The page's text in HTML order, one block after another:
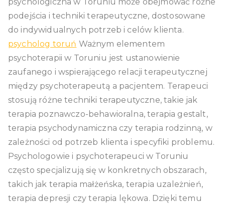
podejścia i techniki terapeutyczne, dostosowane
do indywidualnych potrzeb i celów klienta.
psycholog toruń Ważnym elementem
psychoterapii w Toruniu jest ustanowienie
zaufanego i wspierającego relacji terapeutycznej
między psychoterapeutą a pacjentem. Terapeuci
stosują różne techniki terapeutyczne, takie jak
terapia poznawczo-behawioralna, terapia gestalt,
terapia psychodynamiczna czy terapia rodzinną, w
zależności od potrzeb klienta i specyfiki problemu.
Psychologowie i psychoterapeuci w Toruniu
często specjalizują się w konkretnych obszarach,
takich jak terapia małżeńska, terapia uzależnień,
terapia depresji czy terapia lękowa. Dzięki temu